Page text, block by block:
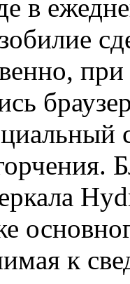
в
к